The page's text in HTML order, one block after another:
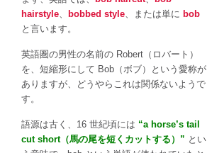
は？
と
古
い
語
の
語
hairstyle、 bobbed style、または単に bob
と言います。
英語圏の男性の名前の Robert（ロバート）
を、短縮形にして Bob（ボブ）という愛称が
ありますが、どうやらこれは関係ないようで
す。
語源は古く、16 世紀頃には “a horse’s tail
cut short（馬の尾を短くカットする）” とい